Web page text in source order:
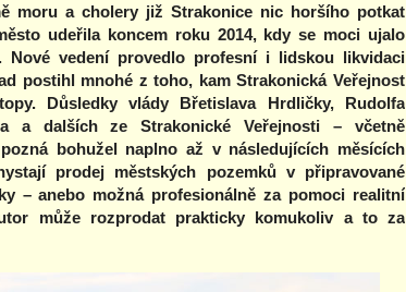
moru a cholery již Strakonice nic horšího potkat
udeřila koncem roku 2014, kdy se moci ujalo
Nové vedení provedlo profesní i lidskou likvidaci
postihl mnohé z toho, kam Strakonická Veřejnost
Důsledky vlády Břetislava Hrdličky, Rudolfa
a dalších ze Strakonické Veřejnosti – včetně
bohužel naplno až v následujících měsících
prodej městských pozemků v připravované
– anebo možná profesionálně za pomoci realitní
může rozprodat prakticky komukoliv a to za